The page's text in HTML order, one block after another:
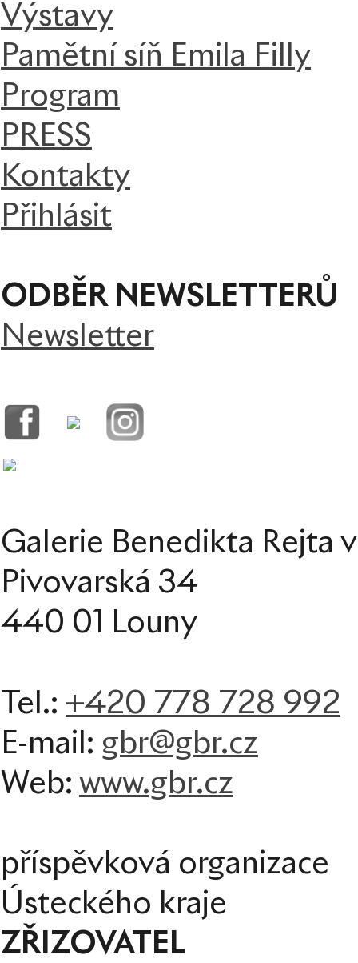
Výstavy
Pamětní síň Emila Filly
Program
PRESS
Kontakty
Přihlásit
ODBĚR NEWSLETTERŮ
Newsletter
Galerie Benedikta Rejta
Pivovarská 34
440 01 Louny
Tel.: +420 778 728 992
E-mail: gbr@gbr.cz
Web: www.gbr.cz
příspěvková organizace
Ústeckého kraje
ZŘIZOVATEL